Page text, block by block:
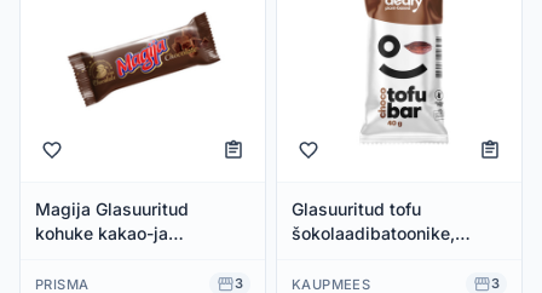
Magija Glasuuritud
kohuke kakao-ja
PRISMA 3
Glasuuritud tofu
šokolaadibatoonike,
KAUPMEES 3